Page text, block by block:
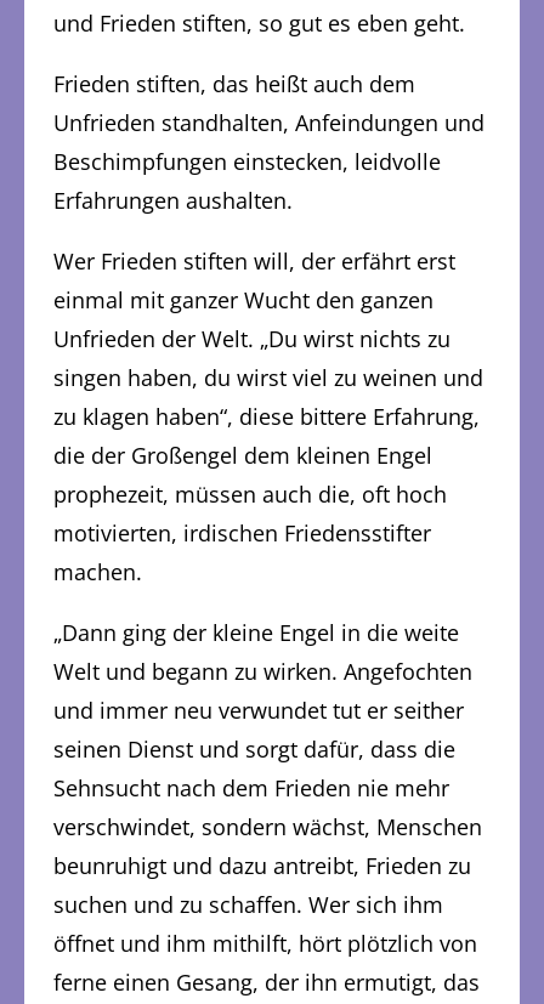
und Frieden stiften, so gut es eben geht.
Frieden stiften, das heißt auch dem
Unfrieden standhalten, Anfeindungen und
Beschimpfungen einstecken, leidvolle
Erfahrungen aushalten.
Wer Frieden stiften will, der erfährt erst
einmal mit ganzer Wucht den ganzen
Unfrieden der Welt. „Du wirst nichts zu
singen haben, du wirst viel zu weinen und
zu klagen haben“, diese bittere Erfahrung,
die der Großengel dem kleinen Engel
prophezeit, müssen auch die, oft hoch
motivierten, irdischen Friedensstifter
machen.
„Dann ging der kleine Engel in die weite
Welt und begann zu wirken. Angefochten
und immer neu verwundet tut er seither
seinen Dienst und sorgt dafür, dass die
Sehnsucht nach dem Frieden nie mehr
verschwindet, sondern wächst, Menschen
beunruhigt und dazu antreibt, Frieden zu
suchen und zu schaffen. Wer sich ihm
öffnet und ihm mithilft, hört plötzlich von
ferne einen Gesang, der ihn ermutigt, das